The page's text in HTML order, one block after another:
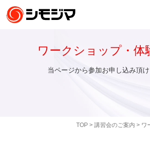
TOP> 講習会のご案内 > ワ
ワークショップ・体
当ページから参加お申し込み頂け